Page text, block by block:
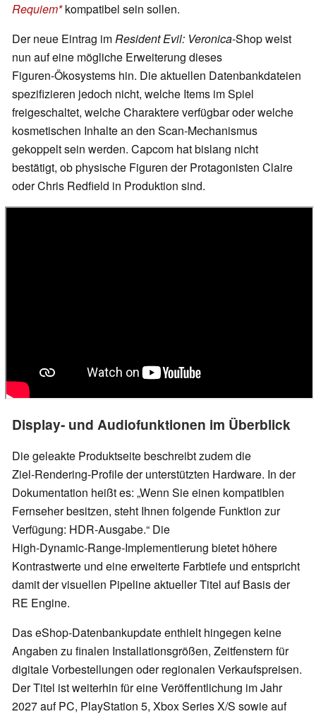
Requiem kompatibel sein sollen.
Der neue Eintrag imResident Evil: Veronica‑Shop weist
nun auf eine mögliche Erweiterung dieses
Figuren‑Ökosystems hin. Die aktuellen Datenbankdateien
spezifizieren jedoch nicht, welche Items im Spiel
freigeschaltet, welche Charaktere verfügbar oder welche
kosmetischen Inhalte an den Scan‑Mechanismus
gekoppelt sein werden. Capcom hat bislang nicht
bestätigt, ob physische Figuren der Protagonisten Claire
oder Chris Redfield in Produktion sind.
Display‑ und Audiofunktionen im Überblick
Die geleakte Produktseite beschreibt zudem die
Ziel‑Rendering‑Profile der unterstützten Hardware. In der
Dokumentation heißt es: „Wenn Sie einen kompatiblen
Fernseher besitzen, steht Ihnen folgende Funktion zur
Verfügung: HDR‑Ausgabe.“ Die
High‑Dynamic‑Range‑Implementierung bietet höhere
Kontrastwerte und eine erweiterte Farbtiefe und entspricht
damit der visuellen Pipeline aktueller Titel auf Basis der
RE Engine.
Das eShop‑Datenbankupdate enthielt hingegen keine
Angaben zu finalen Installationsgrößen, Zeitfenstern für
digitale Vorbestellungen oder regionalen Verkaufspreisen.
Der Titel ist weiterhin für eine Veröffentlichung im Jahr
2027 auf PC, PlayStation 5, Xbox Series X/S sowie auf